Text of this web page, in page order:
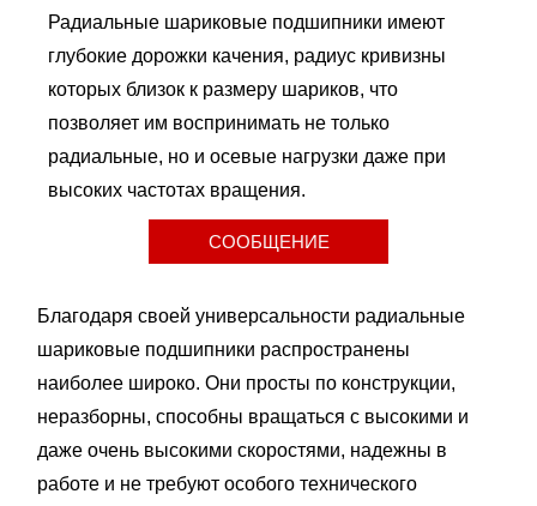
Радиальные шариковые подшипники имеют
глубокие дорожки качения, радиус кривизны
которых близок к размеру шариков, что
позволяет им воспринимать не только
радиальные, но и осевые нагрузки даже при
высоких частотах вращения.
СООБЩЕНИЕ
Благодаря своей универсальности радиальные
шариковые подшипники распространены
наиболее широко. Они просты по конструкции,
неразборны, способны вращаться с высокими и
даже очень высокими скоростями, надежны в
работе и не требуют особого технического